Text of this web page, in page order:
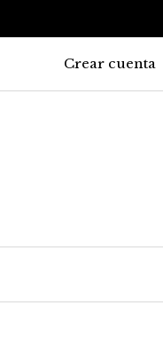
Crear cuenta